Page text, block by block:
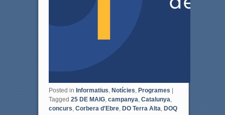
Posted in Informatius, Notícies, Programes
Tagged 25 DE MAIG, campanya, Catalunya,
concurs, Corbera d'Ebre, DO Terra Alta, DOQ